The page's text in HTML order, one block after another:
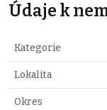
Údaje k
Kategorie
Lokalita
Okres